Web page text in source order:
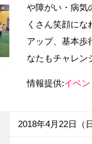
や障がい・病気
くさん笑顔に
アップ、基本歩
なたもチャレン
情報提供:イベ
2018年4月22日（日